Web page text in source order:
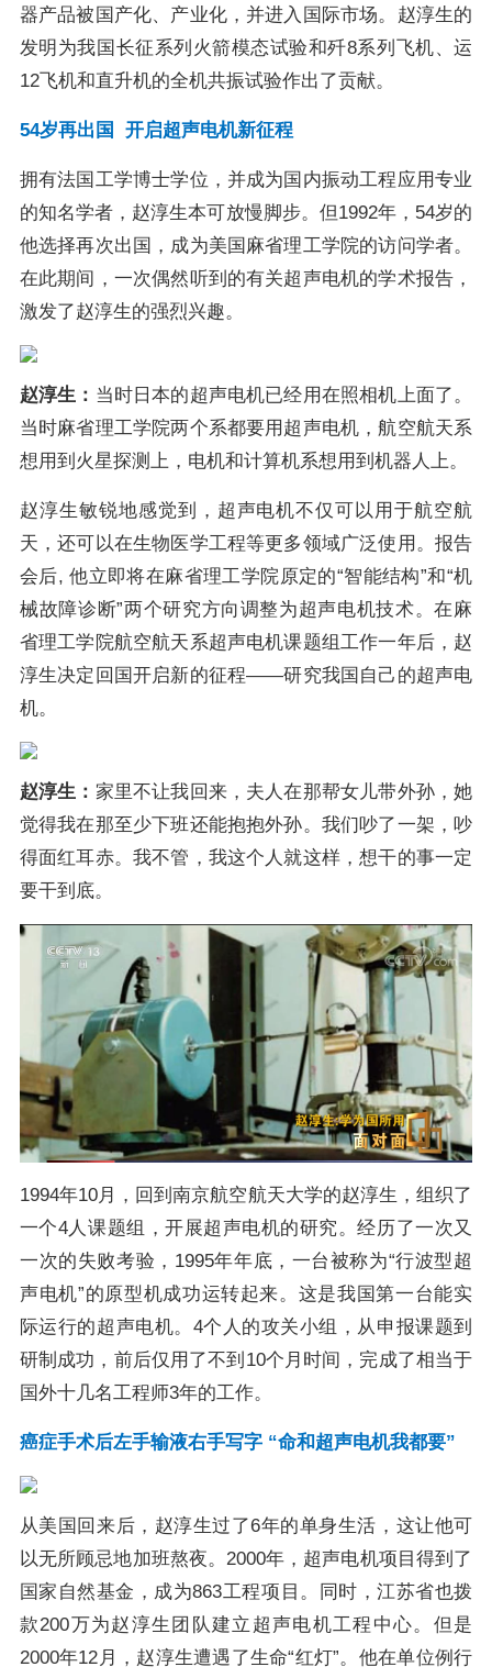
器产品被国产化、产业化，并进入国际市场。赵淳生的
发明为我国长征系列火箭模态试验和歼8系列飞机、运
12飞机和直升机的全机共振试验作出了贡献。
54岁再出国 开启超声电机新征程
拥有法国工学博士学位，并成为国内振动工程应用专业
的知名学者，赵淳生本可放慢脚步。但1992年，54岁的
他选择再次出国，成为美国麻省理工学院的访问学者。
在此期间，一次偶然听到的有关超声电机的学术报告，
激发了赵淳生的强烈兴趣。
赵淳生： 当时日本的超声电机已经用在照相机上面了。
当时麻省理工学院两个系都要用超声电机，航空航天系
想用到火星探测上，电机和计算机系想用到机器人上。
赵淳生敏锐地感觉到，超声电机不仅可以用于航空航
天，还可以在生物医学工程等更多领域广泛使用。报告
会后, 他立即将在麻省理工学院原定的“智能结构”和“机
械故障诊断”两个研究方向调整为超声电机技术。在麻
省理工学院航空航天系超声电机课题组工作一年后，赵
淳生决定回国开启新的征程——研究我国自己的超声电
机。
赵淳生： 家里不让我回来，夫人在那帮女儿带外孙，她
觉得我在那至少下班还能抱抱外孙。我们吵了一架，吵
得面红耳赤。我不管，我这个人就这样，想干的事一定
要干到底。
1994年10月，回到南京航空航天大学的赵淳生，组织了
一个4人课题组，开展超声电机的研究。经历了一次又
一次的失败考验，1995年年底，一台被称为“行波型超
声电机”的原型机成功运转起来。这是我国第一台能实
际运行的超声电机。4个人的攻关小组，从申报课题到
研制成功，前后仅用了不到10个月时间，完成了相当于
国外十几名工程师3年的工作。
癌症手术后左手输液右手写字 “命和超声电机我都要”
从美国回来后，赵淳生过了6年的单身生活，这让他可
以无所顾忌地加班熬夜。2000年，超声电机项目得到了
国家自然基金，成为863工程项目。同时，江苏省也拨
款200万为赵淳生团队建立超声电机工程中心。但是
2000年12月，赵淳生遭遇了生命“红灯”。他在单位例行